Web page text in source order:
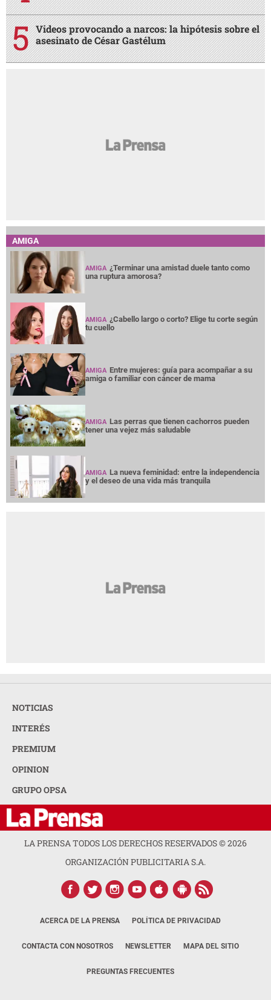
Videos provocando a narcos: la hipótesis sobre el
asesinato de César Gastélum
AMIGA
AMIGA ¿Terminar una amistad duele tanto como
una ruptura amorosa?
AMIGA ¿Cabello largo o corto? Elige tu corte según
tu cuello
AMIGA Entre mujeres: guía para acompañar a su
amiga o familiar con cáncer de mama
AMIGA Las perras que tienen cachorros pueden
tener una vejez más saludable
AMIGA La nueva feminidad: entre la independencia
y el deseo de una vida más tranquila
NOTICIAS
INTERÉS
PREMIUM
OPINION
GRUPO OPSA
LA PRENSA TODOS LOS DERECHOS RESERVADOS ©2026
ORGANIZACIÓN PUBLICITARIA S.A.
ACERCA DE LA PRENSA POLÍTICA DE PRIVACIDAD
CONTACTA CON NOSOTROS NEWSLETTER MAPA DEL SITIO
PREGUNTAS FRECUENTES